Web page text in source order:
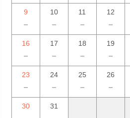
9
－
10
－
11
－
12
－
16
－
17
－
18
－
19
－
23
－
24
－
25
－
26
－
30 31